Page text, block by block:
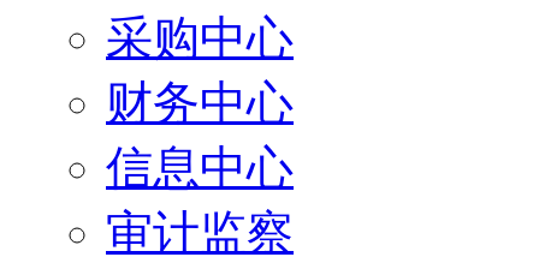
采购中心
财务中心
信息中心
审计监察